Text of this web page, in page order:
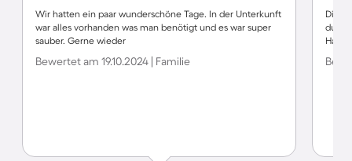
Wir hatten ein paar wunderschöne Tage. In der Unterkunft
war alles vorhanden was man benötigt und es war super
sauber. Gerne wieder
Bewertet am 19.10.2024 | Familie
Die